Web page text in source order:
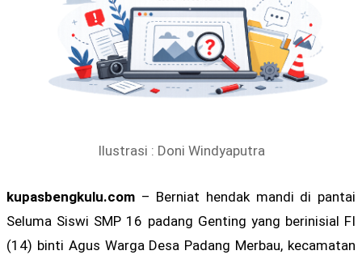
Ilustrasi : Doni Windyaputra
kupasbengkulu.com – Berniat hendak mandi di pantai
Seluma Siswi SMP 16 padang Genting yang berinisial FI
(14) binti Agus Warga Desa Padang Merbau, kecamatan